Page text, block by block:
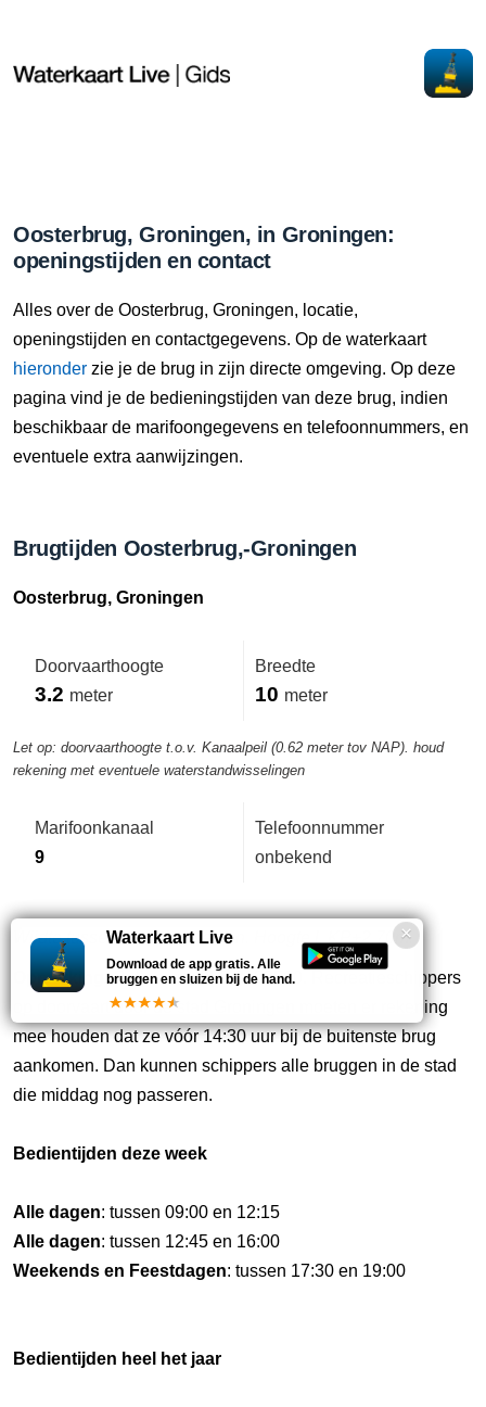
Oosterbrug, Groningen, in Groningen:
openingstijden en contact
Alles over de Oosterbrug, Groningen, locatie,
openingstijden en contactgegevens. Op de waterkaart
hieronder zie je de brug in zijn directe omgeving. Op deze
pagina vind je de bedieningstijden van deze brug, indien
beschikbaar de marifoongegevens en telefoonnummers, en
eventuele extra aanwijzingen.
Brugtijden Oosterbrug,-Groningen
Oosterbrug, Groningen
Doorvaarthoogte
3.2 meter
Breedte
10 meter
Let op: doorvaarthoogte t.o.v. Kanaalpeil (0.62 meter tov NAP). houd
rekening met eventuele waterstandwisselingen
Marifoonkanaal
9
Telefoonnummer
onbekend
Wijdte tussen remmingwerken. Hoogte l. KP+2,70m.
Opmerking:Bellen via: 050-3188500. Recreatieschippers
op doorvaart door de stad Groningen moeten er rekening
mee houden dat ze vóór 14:30 uur bij de buitenste brug
aankomen. Dan kunnen schippers alle bruggen in de stad
die middag nog passeren.
Bedientijden deze week
Alle dagen: tussen 09:00 en 12:15
Alle dagen: tussen 12:45 en 16:00
Weekends en Feestdagen: tussen 17:30 en 19:00
Bedientijden heel het jaar
Waterkaart Live
Download de app gratis. Alle
bruggen en sluizen bij de hand.